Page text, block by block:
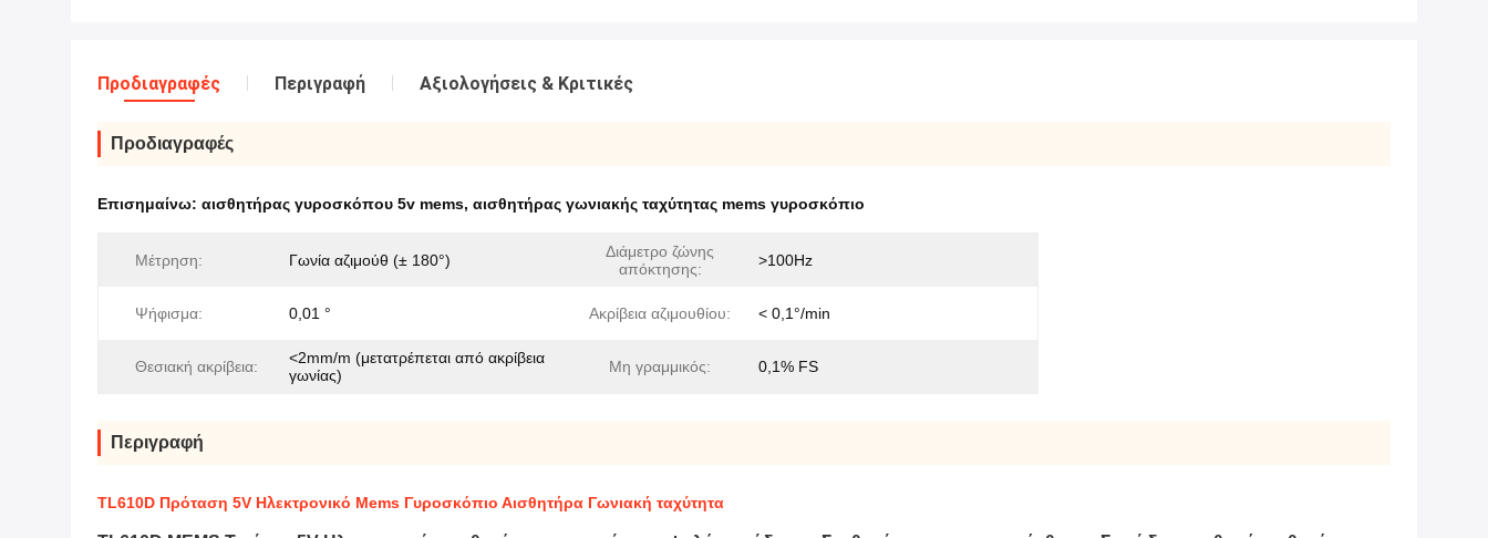
Προδιαγραφές Περιγραφή Αξιολογήσεις & Κριτικές
Προδιαγραφές
Επισημαίνω: αισθητήρας γυροσκόπου 5v mems, αισθητήρας γωνιακής ταχύτητας mems γυροσκόπιο
Μέτρηση: Γωνία αζιμούθ (± 180°)
Διάμετρο ζώνης
απόκτησης:
>100Hz
Ψήφισμα: 0,01 ° Ακρίβεια αζιμουθίου: < 0,1°/min
Θεσιακή ακρίβεια:
<2mm/m (μετατρέπεται από ακρίβεια
γωνίας)
Μη γραμμικός: 0,1% FS
Περιγραφή
TL610D Πρόταση 5V Ηλεκτρονικό Mems Γυροσκόπιο Αισθητήρα Γωνιακή ταχύτητα